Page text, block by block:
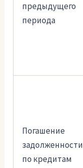
предыдущего
периода
Погашение
задолженности
по кредитам